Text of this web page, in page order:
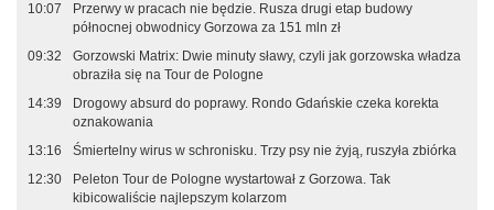
10:07
Przerwy w pracach nie będzie. Rusza drugi etap budowy
północnej obwodnicy Gorzowa za 151 mln zł
09:32
Gorzowski Matrix: Dwie minuty sławy, czyli jak gorzowska władza
obraziła się na Tour de Pologne
14:39
Drogowy absurd do poprawy. Rondo Gdańskie czeka korekta
oznakowania
13:16
Śmiertelny wirus w schronisku. Trzy psy nie żyją, ruszyła zbiórka
12:30
Peleton Tour de Pologne wystartował z Gorzowa. Tak
kibicowaliście najlepszym kolarzom